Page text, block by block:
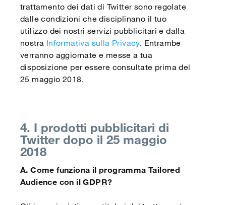
trattamento dei dati di Twitter sono regolate
dalle condizioni che disciplinano il tuo
utilizzo dei nostri servizi pubblicitari e dalla
nostra Informativa sulla Privacy. Entrambe
verranno aggiornate e messe a tua
disposizione per essere consultate prima del
25 maggio 2018.
4. I prodotti pubblicitari di
Twitter dopo il 25 maggio
2018
A. Come funziona il programma Tailored
Audience con il GDPR?